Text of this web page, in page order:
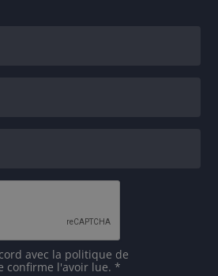
avec la politique de
confirme l'avoir lue. *